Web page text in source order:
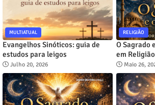
MULTIATUAL
Evangelhos Sinóticos: guia de
estudos para leigos
Julho 20, 2026
RELIGIÃO
O Sagrado
em
Maio 26,